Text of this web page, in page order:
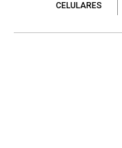
CELULARES